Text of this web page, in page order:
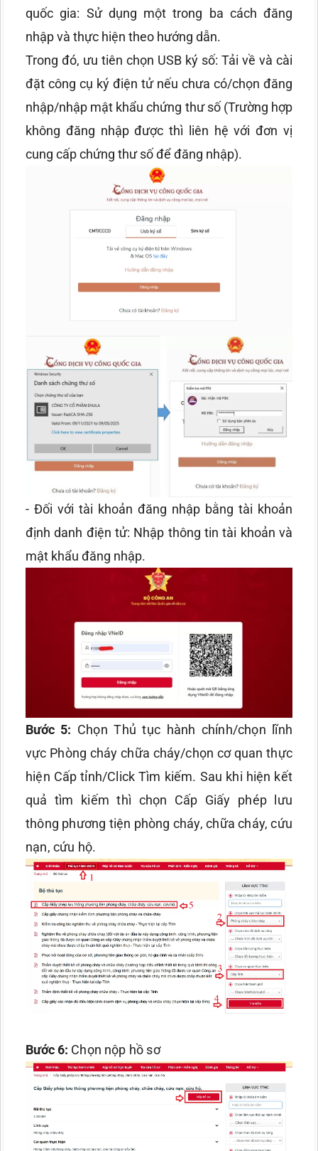
quốc gia: Sử dụng một trong ba cách đăng
nhập và thực hiện theo hướng dẫn.
Trong đó, ưu tiên chọn USB ký số: Tải về và cài
đặt công cụ ký điện tử nếu chưa có/chọn đăng
nhập/nhập mật khẩu chứng thư số (Trường hợp
không đăng nhập được thì liên hệ với đơn vị
cung cấp chứng thư số để đăng nhập).
- Đối với tài khoản đăng nhập bằng tài khoản
định danh điện tử: Nhập thông tin tài khoản và
mật khẩu đăng nhập.
Bước 5: Chọn Thủ tục hành chính/chọn lĩnh
vực Phòng cháy chữa cháy/chọn cơ quan thực
hiện Cấp tỉnh/Click Tìm kiếm. Sau khi hiện kết
quả tìm kiếm thì chọn Cấp Giấy phép lưu
thông phương tiện phòng cháy, chữa cháy, cứu
nạn, cứu hộ.
Bước 6: Chọn nộp hồ sơ